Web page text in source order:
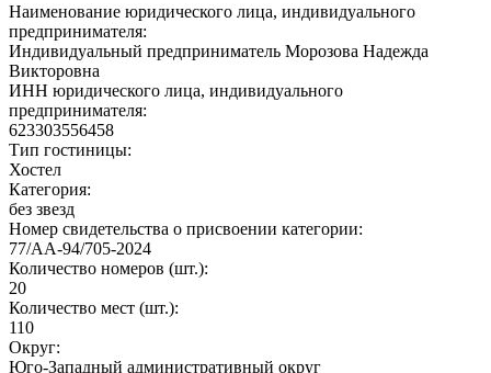
Наименование юридического лица, индивидуального
предпринимателя:
Индивидуальный предприниматель Морозова Надежда
Викторовна
ИНН юридического лица, индивидуального
предпринимателя:
623303556458
Тип гостиницы:
Хостел
Категория:
без звезд
Номер свидетельства о присвоении категории:
77/АА-94/705-2024
Количество номеров (шт.):
20
Количество мест (шт.):
110
Округ:
Юго-Западный административный округ